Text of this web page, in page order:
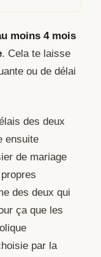
moins 4 mois
. Cela te laisse
ou de délai
des deux
ensuite
de mariage
des deux qui
ça que les
par la